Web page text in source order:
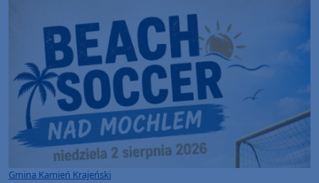
Gmina Kamień Krajeński